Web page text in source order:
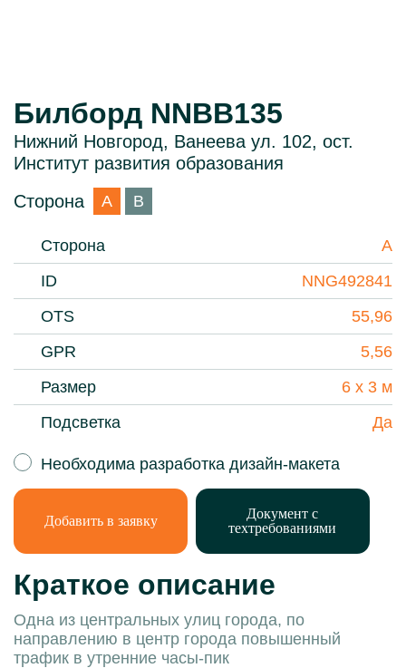
Билборд NNBB135
Нижний Новгород, Ванеева ул. 102, ост.
Институт развития образования
Сторона
A B
Сторона
A
ID
NNG492841
OTS
55,96
GPR
5,56
Размер
6 х 3 м
Подсветка
Да
Необходима разработка дизайн-макета
Добавить в заявку
Документ с
техтребованиями
Краткое описание
Одна из центральных улиц города, по
направлению в центр города повышенный
трафик в утренние часы-пик